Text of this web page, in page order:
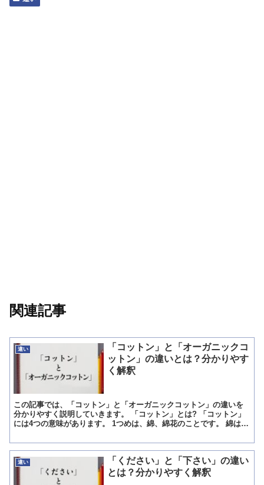
関連記事
違い
「コットン」と「オーガニックコ
ットン」の違いとは？分かりやす
く解釈
この記事では、「コットン」と「オーガニックコットン」の違いを
分かりやすく説明していきます。 「コットン」とは? 「コットン」
には4つの意味があります。 1つめは、綿、綿花のことです。 綿は綿
違い
「ください」と「下さい」の違い
とは？分かりやすく解釈